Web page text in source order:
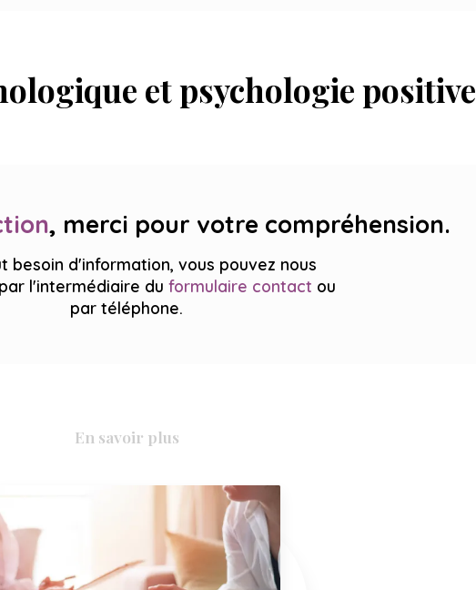
et psychologie positive
, merci pour votre compréhension.
besoin d'information, vous pouvez nous
l'intermédiaire du formulaire contact ou
par téléphone.
En savoir plus